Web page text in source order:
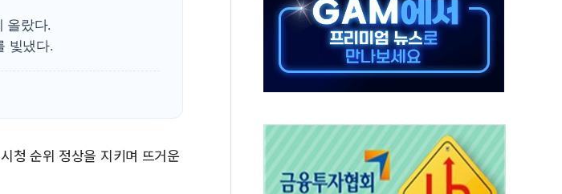
올랐다.
빛냈다.
청 순위 정상을 지키며 뜨거운